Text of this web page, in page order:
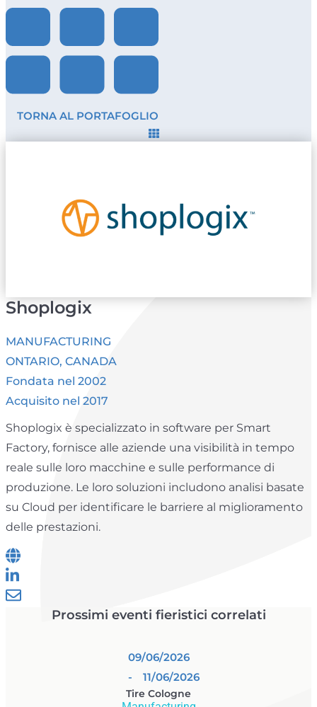
TORNA AL PORTAFOGLIO
Shoplogix
MANUFACTURING
ONTARIO, CANADA
Fondata nel 2002
Acquisito nel 2017
Shoplogix è specializzato in software per Smart
Factory, fornisce alle aziende una visibilità in tempo
reale sulle loro macchine e sulle performance di
produzione. Le loro soluzioni includono analisi basate
su Cloud per identificare le barriere al miglioramento
delle prestazioni.
Prossimi eventi fieristici correlati
09/06/2026
- 11/06/2026
Tire Cologne